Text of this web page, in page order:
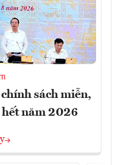
sách miễn,
năm 2026